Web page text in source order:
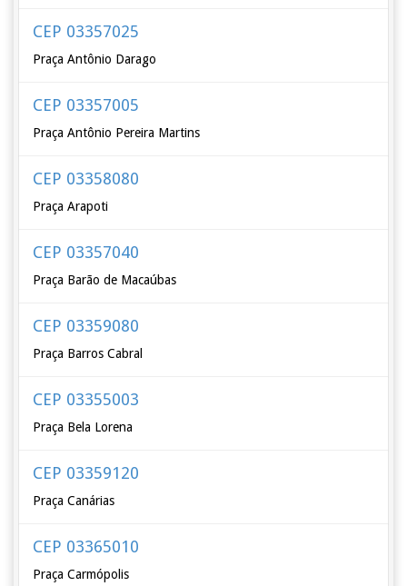
CEP 03357025
Praça Antônio Darago
CEP 03357005
Praça Antônio Pereira Martins
CEP 03358080
Praça Arapoti
CEP 03357040
Praça Barão de Macaúbas
CEP 03359080
Praça Barros Cabral
CEP 03355003
Praça Bela Lorena
CEP 03359120
Praça Canárias
CEP 03365010
Praça Carmópolis